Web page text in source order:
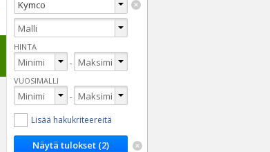
HINTA
-
VUOSIMALLI
-
Lisää hakukriteereitä